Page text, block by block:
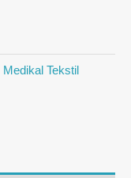
Medikal Tekstil